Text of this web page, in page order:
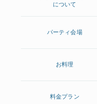
について
パーティ会場
お料理
料金プラン